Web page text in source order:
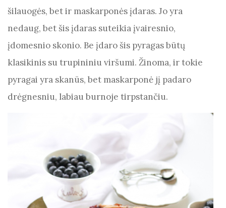
šilauogės, bet ir maskarponės įdaras. Jo yra
nedaug, bet šis įdaras suteikia įvairesnio,
įdomesnio skonio. Be įdaro šis pyragas būtų
klasikinis su trupininiu viršumi. Žinoma, ir tokie
pyragai yra skanūs, bet maskarponė jį padaro
drėgnesniu, labiau burnoje tirpstančiu.